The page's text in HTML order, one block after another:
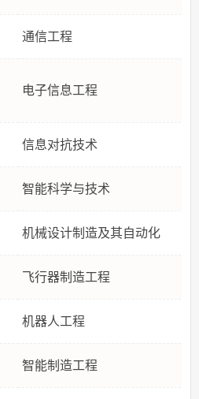
通信工程
电子信息工程
信息对抗技术
智能科学与技术
机械设计制造及其自动化
飞行器制造工程
机器人工程
智能制造工程